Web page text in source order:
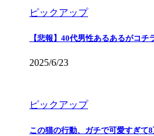
ピックアップ
【悲報】40代男性あるあるがコチ
2025/6/23
ピックアップ
この猫の行動、ガチで可愛すぎて